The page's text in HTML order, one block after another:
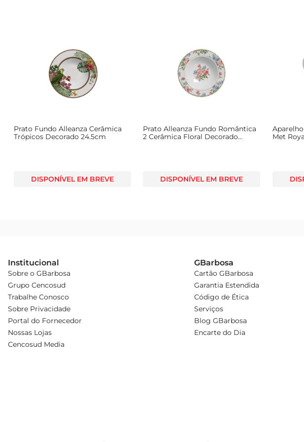
Prato Fundo Alleanza Cerâmica
Trópicos Decorado 24.5cm
DISPONÍVEL EM BREVE
Prato Alleanza Fundo Romântica
2 Cerâmica Floral Decorado
DISPONÍVEL EM BREVE
Met
Institucional
Sobre o GBarbosa
Grupo Cencosud
Trabalhe Conosco
Sobre Privacidade
Portal do Fornecedor
Nossas Lojas
Cencosud Media
GBarbosa
Cartão GBarbosa
Garantia Estendida
Código de Ética
Serviços
Blog GBarbosa
Encarte do Dia